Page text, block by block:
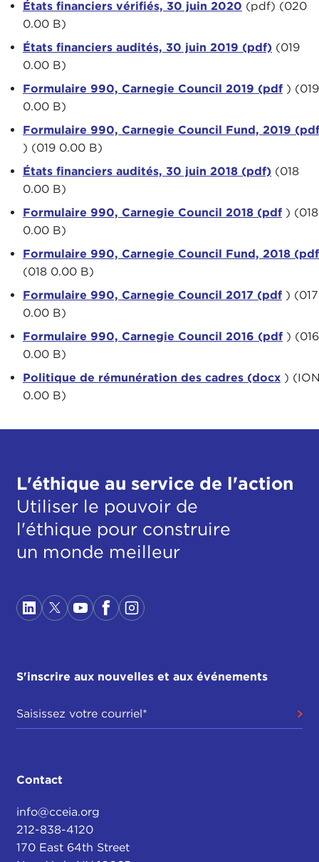
États financiers vérifiés, 30 juin 2020 (pdf) (020
0.00 B)
États financiers audités, 30 juin 2019 (pdf) (019
0.00 B)
Formulaire 990, Carnegie Council 2019 (pdf ) (019
0.00 B)
Formulaire 990, Carnegie Council Fund, 2019 (pdf
) (019 0.00 B)
États financiers audités, 30 juin 2018 (pdf) (018
0.00 B)
Formulaire 990, Carnegie Council 2018 (pdf ) (018
0.00 B)
Formulaire 990, Carnegie Council Fund, 2018 (pdf
(018 0.00 B)
Formulaire 990, Carnegie Council 2017 (pdf ) (017
0.00 B)
Formulaire 990, Carnegie Council 2016 (pdf ) (016
0.00 B)
Politique de rémunération des cadres (docx )
0.00 B)
L'éthique au service de l'action
Utiliser le pouvoir de
l'éthique pour construire
un monde meilleur
S'inscrire aux nouvelles et aux événements
Contact
info@cceia.org
212-838-4120
170 East 64th Street